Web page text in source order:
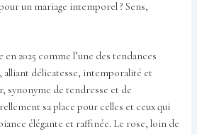
un mariage intemporel ? Sens,
en 2025 comme l’une des tendances
alliant délicatesse, intemporalité et
synonyme de tendresse et de
sa place pour celles et ceux qui
élégante et raffinée. Le rose, loin de